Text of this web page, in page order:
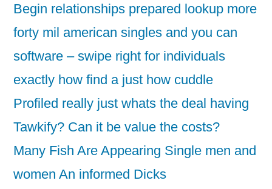
Begin relationships prepared lookup more
forty mil american singles and you can
software – swipe right for individuals
exactly how find a just how cuddle
Profiled really just whats the deal having
Tawkify? Can it be value the costs?
Many Fish Are Appearing Single men and
women An informed Dicks